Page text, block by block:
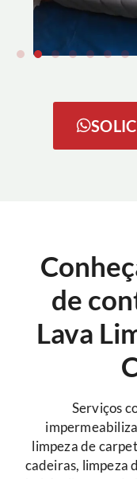
de
Lava
Serviços
limpeza de
cadeiras, limpeza